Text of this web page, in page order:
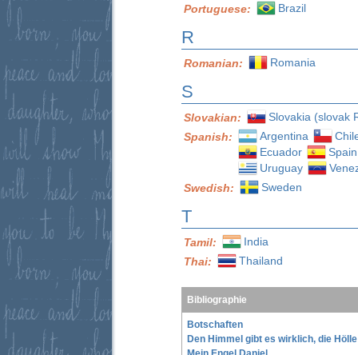
Portuguese:
Brazil
R
Romanian: Romania
S
Slovakian:
Slovakia (slovak
Spanish:
Argentina
Ecuador
Spain
Uruguay
Swedish:
Sweden
T
Tamil:
India
Thai:
Thailand
Bibliographie
Botschaften
Den Himmel gibt es wirklich, die